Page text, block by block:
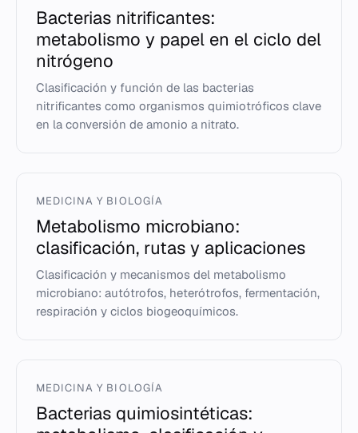
Bacterias nitrificantes:
metabolismo y papel en el ciclo del
nitrógeno
Clasificación y función de las bacterias
nitrificantes como organismos quimiotróficos clave
en la conversión de amonio a nitrato.
MEDICINA Y BIOLOGÍA
Metabolismo microbiano:
clasificación, rutas y aplicaciones
Clasificación y mecanismos del metabolismo
microbiano: autótrofos, heterótrofos, fermentación,
respiración y ciclos biogeoquímicos.
MEDICINA Y BIOLOGÍA
Bacterias quimiosintéticas: